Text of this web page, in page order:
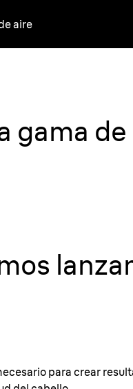
aire
gama
para crear